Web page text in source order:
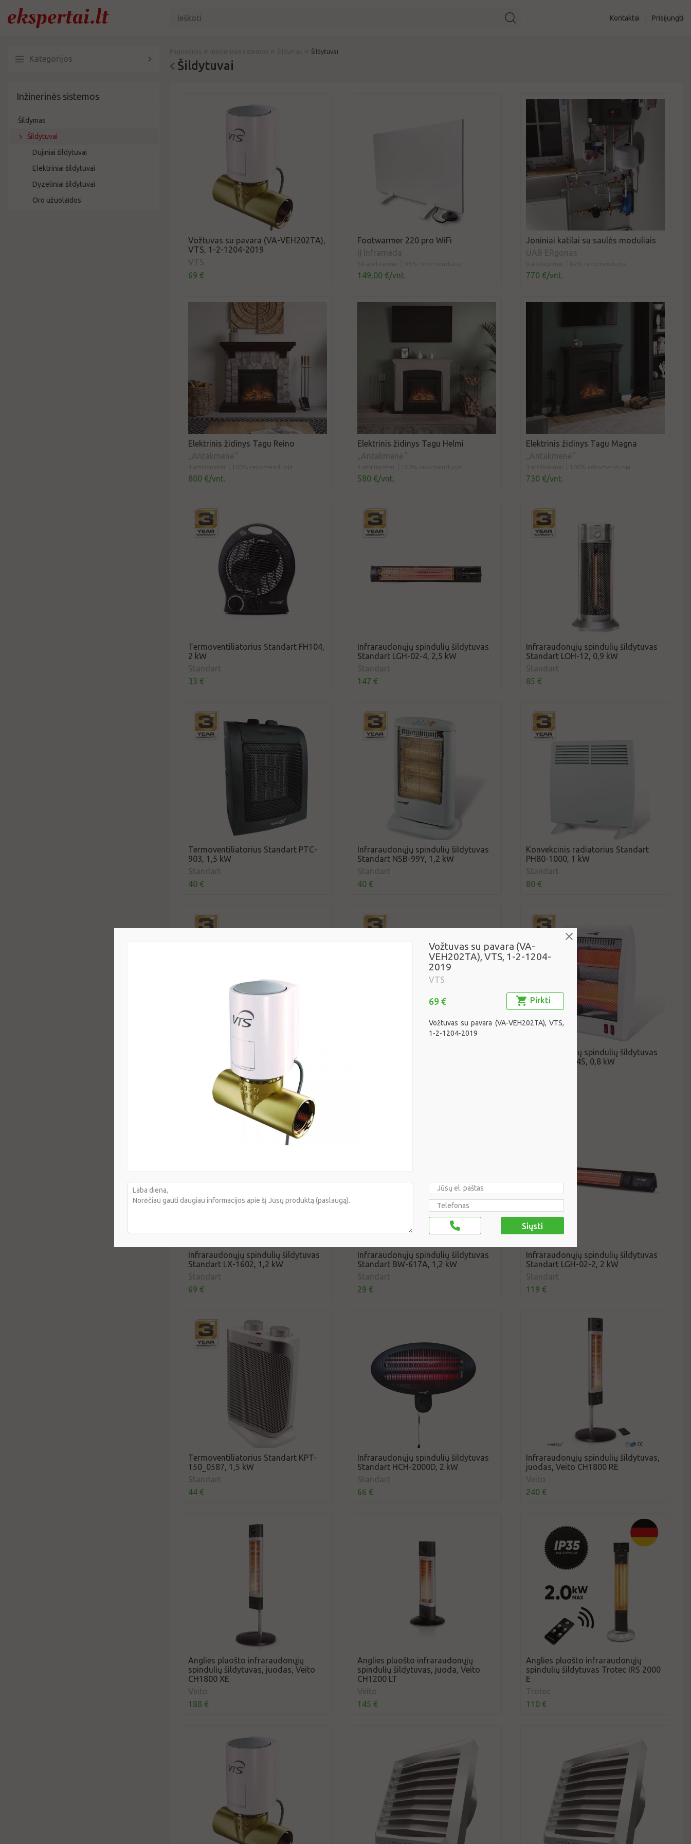
Kontaktai Prisijungti
Kategorijos
Inžinerinės sistemos
Šildymas
Šildytuvai
Dujiniai šildytuvai
Elektriniai šildytuvai
Dyzeliniai šildytuvai
Oro užuolaidos
Šildytuvai
Šildytuvai
Vožtuvas su pavara (VA-VEH202TA),
VTS, 1-2-1204-2019
VTS
69 €
Footwarmer 220 pro WiFi
IĮ Inframeda
149,00 €/vnt.
Joniniai katilai su saulės moduliais
UAB ERgonas
770 €/vnt.
Elektrinis židinys Tagu Reino
„Antakmenė“
800 €/vnt.
Elektrinis židinys Tagu Helmi
„Antakmenė“
580 €/vnt.
Elektrinis židinys Tagu Magna
„Antakmenė“
730 €/vnt.
Termoventiliatorius Standart FH104,
2 kW
Standart
33 €
Infraraudonųjų spindulių šildytuvas
Standart LGH-02-4, 2,5 kW
Standart
147 €
Infraraudonųjų spindulių šildytuvas
Standart LOH-12, 0,9 kW
Standart
85 €
Termoventiliatorius Standart PTC-
903, 1,5 kW
Standart
40 €
Infraraudonųjų spindulių šildytuvas
Standart NSB-99Y, 1,2 kW
Standart
40 €
Konvekcinis radiatorius Standart
PH80-1000, 1 kW
Standart
80 €
PH80-1500, 1,5 kW
Standart
Infraraudonųjų spindulių šildytuvas
Standart RH04S, 0,8 kW
Infraraudonųjų spindulių šildytuvas
Standart LX-1602, 1,2 kW
Standart
69 €
Infraraudonųjų spindulių šildytuvas
Standart BW-617A, 1,2 kW
Standart
29 €
Infraraudonųjų spindulių šildytuvas
Standart LGH-02-2, 2 kW
Standart
119 €
Termoventiliatorius Standart KPT-
150_0587, 1,5 kW
Standart
44 €
Infraraudonųjų spindulių šildytuvas
Standart HCH-2000D, 2 kW
Standart
66 €
Infraraudonųjų spindulių šildytuvas,
juodas, Veito CH1800 RE
Veito
240 €
Anglies pluošto infraraudonųjų
spindulių šildytuvas, juodas, Veito
CH1800 XE
Veito
188 €
Anglies pluošto infraraudonųjų
spindulių šildytuvas, juoda, Veito
CH1200 LT
Veito
145 €
Anglies pluošto infraraudonųjų
spindulių šildytuvas Trotec IRS 2000
E
Trotec
110 €
Vožtuvas su pavara (VA-
VEH202TA), VTS, 1-2-1204-
2019
VTS
69 € Pirkti
Vožtuvas su pavara (VA-VEH202TA), VTS,
1-2-1204-2019
Siųsti